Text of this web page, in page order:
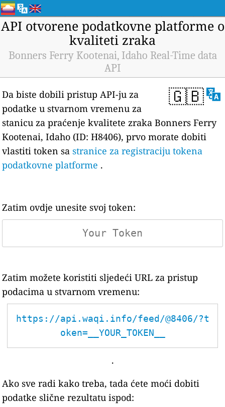
API otvorene podatkovne platforme o
kvaliteti zraka
Bonners Ferry Kootenai, Idaho Real-Time data
API
🇬🇧
Da biste dobili pristup API-ju za
podatke u stvarnom vremenu za
stanicu za praćenje kvalitete zraka Bonners Ferry
Kootenai, Idaho (ID: H8406), prvo morate dobiti
vlastiti token sastranice za registraciju tokena
podatkovne platforme .
Zatim ovdje unesite svoj token:
Zatim možete koristiti sljedeći URL za pristup
podacima u stvarnom vremenu:
https://api.waqi.info/feed/@8406/?t
oken=__YOUR_TOKEN__
.
Ako sve radi kako treba, tada ćete moći dobiti
podatke slične rezultatu ispod: